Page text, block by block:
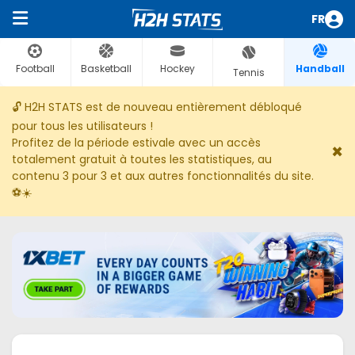
FR
Football Basketball Hockey Tennis Handball
🔓 H2H STATS est de nouveau entièrement débloqué
pour tous les utilisateurs !
Profitez de la période estivale avec un accès
totalement gratuit à toutes les statistiques, au
contenu 3 pour 3 et aux autres fonctionnalités du site.
⚽☀️
×